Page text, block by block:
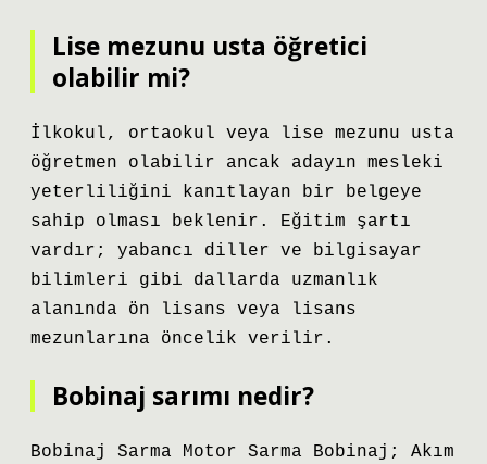
Lise mezunu usta öğretici
olabilir mi?
İlkokul, ortaokul veya lise mezunu usta
öğretmen olabilir ancak adayın mesleki
yeterliliğini kanıtlayan bir belgeye
sahip olması beklenir. Eğitim şartı
vardır; yabancı diller ve bilgisayar
bilimleri gibi dallarda uzmanlık
alanında ön lisans veya lisans
mezunlarına öncelik verilir.
Bobinaj sarımı nedir?
Bobinaj Sarma Motor Sarma Bobinaj; Akım